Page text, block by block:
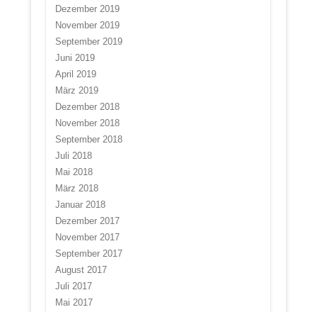
Dezember 2019
November 2019
September 2019
Juni 2019
April 2019
März 2019
Dezember 2018
November 2018
September 2018
Juli 2018
Mai 2018
März 2018
Januar 2018
Dezember 2017
November 2017
September 2017
August 2017
Juli 2017
Mai 2017